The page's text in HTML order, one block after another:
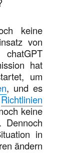
keine
von
hat
um
, und es
Richtlinien
keine
Dennoch
in
ändern